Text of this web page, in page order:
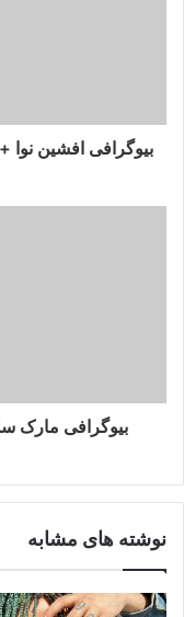
بیوگرافی افشین
نوشته های مشابه